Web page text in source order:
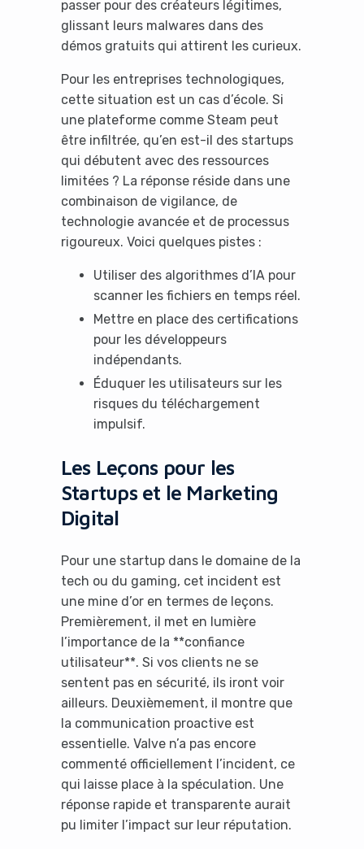
passer pour des créateurs légitimes,
glissant leurs malwares dans des
démos gratuits qui attirent les curieux.
Pour les entreprises technologiques,
cette situation est un cas d’école. Si
une plateforme comme Steam peut
être infiltrée, qu’en est-il des startups
qui débutent avec des ressources
limitées ? La réponse réside dans une
combinaison de vigilance, de
technologie avancée et de processus
rigoureux. Voici quelques pistes :
Utiliser des algorithmes d’IA pour
scanner les fichiers en temps réel.
Mettre en place des certifications
pour les développeurs
indépendants.
Éduquer les utilisateurs sur les
risques du téléchargement
impulsif.
Les Leçons pour les
Startups et le Marketing
Digital
Pour une startup dans le domaine de la
tech ou du gaming, cet incident est
une mine d’or en termes de leçons.
Premièrement, il met en lumière
l’importance de la **confiance
utilisateur**. Si vos clients ne se
sentent pas en sécurité, ils iront voir
ailleurs. Deuxièmement, il montre que
la communication proactive est
essentielle. Valve n’a pas encore
commenté officiellement l’incident, ce
qui laisse place à la spéculation. Une
réponse rapide et transparente aurait
pu limiter l’impact sur leur réputation.
It looks like you're
using an ad-blocker!